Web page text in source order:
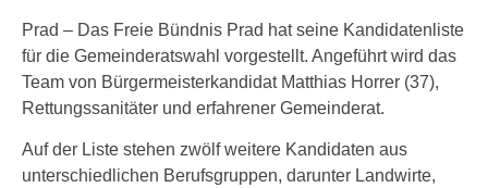
Prad – Das Freie Bündnis Prad hat seine Kandidatenliste
für die Gemeinderatswahl vorgestellt. Angeführt wird das
Team von Bürgermeisterkandidat Matthias Horrer (37),
Rettungssanitäter und erfahrener Gemeinderat.
Auf der Liste stehen zwölf weitere Kandidaten aus
unterschiedlichen Berufsgruppen, darunter Landwirte,